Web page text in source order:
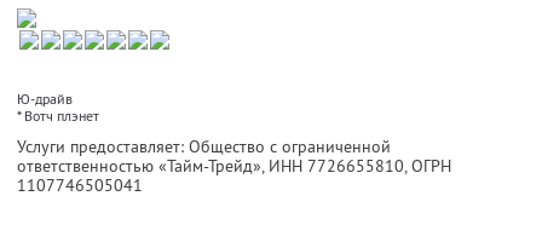
Ю-драйв
*Вотч плэнет
Услуги предоставляет: Общество с ограниченной
ответственностью «Тайм-Трейд», ИНН 7726655810, ОГРН
1107746505041